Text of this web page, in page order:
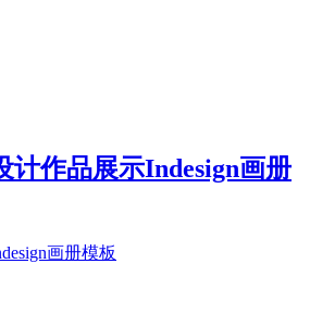
计作品展示Indesign画册